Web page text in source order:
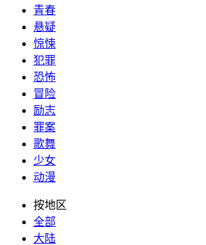
青春
悬疑
惊悚
犯罪
恐怖
冒险
励志
罪案
歌舞
少女
动漫
按地区
全部
大陆